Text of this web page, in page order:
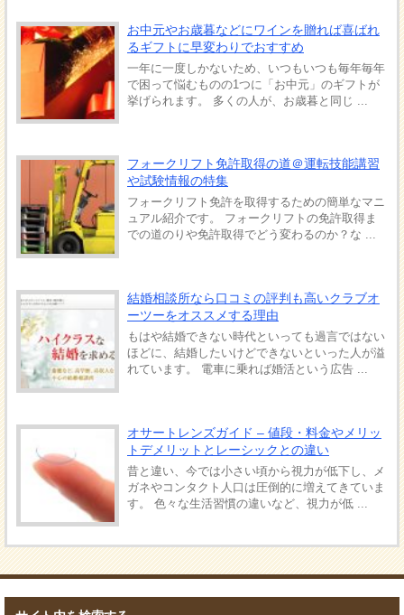
お中元やお歳暮などにワインを贈れば喜ばれ
るギフトに早変わりでおすすめ
一年に一度しかないため、いつもいつも毎年毎年
で困って悩むものの1つに「お中元」のギフトが
挙げられます。 多くの人が、お歳暮と同じ ...
フォークリフト免許取得の道＠運転技能講習
や試験情報の特集
フォークリフト免許を取得するための簡単なマニ
ュアル紹介です。 フォークリフトの免許取得ま
での道のりや免許取得でどう変わるのか？な ...
結婚相談所なら口コミの評判も高いクラブオ
ーツーをオススメする理由
もはや結婚できない時代といっても過言ではない
ほどに、結婚したいけどできないといった人が溢
れています。 電車に乗れば婚活という広告 ...
オサートレンズガイド – 値段・料金やメリッ
トデメリットとレーシックとの違い
昔と違い、今では小さい頃から視力が低下し、メ
ガネやコンタクト人口は圧倒的に増えてきていま
す。 色々な生活習慣の違いなど、視力が低 ...